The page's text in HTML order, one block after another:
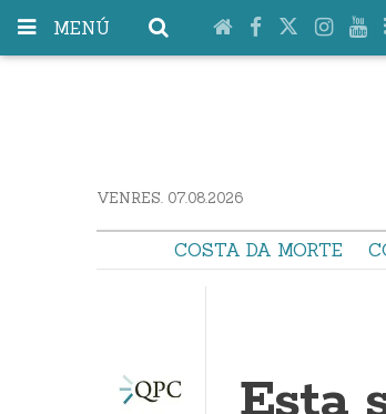
MENÚ
VENRES. 07.08.2026
COSTA DA MORTE